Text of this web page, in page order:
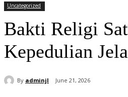
Uncategorized
Bakti Religi
Kepedulian
By adminjl June 21, 2026